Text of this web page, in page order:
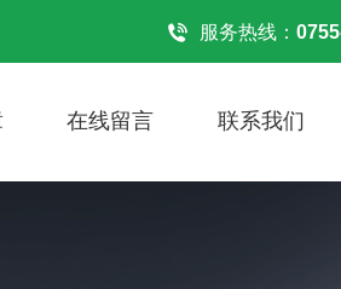
服务热线：
在线留言 联系我们